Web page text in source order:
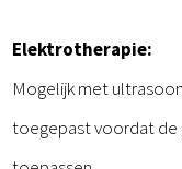
Elektrotherapie:
Mogelijk met
toegepast voordat de